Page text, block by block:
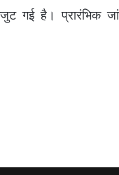
गई है। प्रारंभिक